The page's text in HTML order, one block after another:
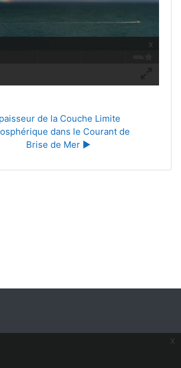
x
de la Couche Limite
dans le Courant de
Brise de Mer ▶︎